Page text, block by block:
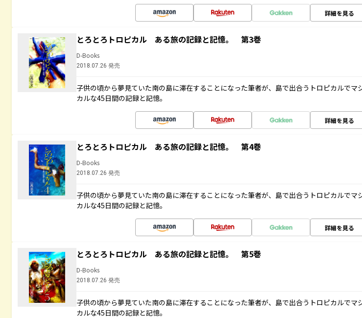
詳細を見る
とろとろトロピカル ある旅の記録と記憶。 第3巻
D-Books
2018.07.26 発売
子供の頃から夢見ていた南の島に滞在することになった筆者が、島で出合うトロピカルでマ
カルな45日間の記録と記憶。
詳細を見る
とろとろトロピカル ある旅の記録と記憶。 第4巻
D-Books
2018.07.26 発売
子供の頃から夢見ていた南の島に滞在することになった筆者が、島で出合うトロピカルでマ
カルな45日間の記録と記憶。
詳細を見る
とろとろトロピカル ある旅の記録と記憶。 第5巻
D-Books
2018.07.26 発売
子供の頃から夢見ていた南の島に滞在することになった筆者が、島で出合うトロピカルでマ
カルな45日間の記録と記憶。